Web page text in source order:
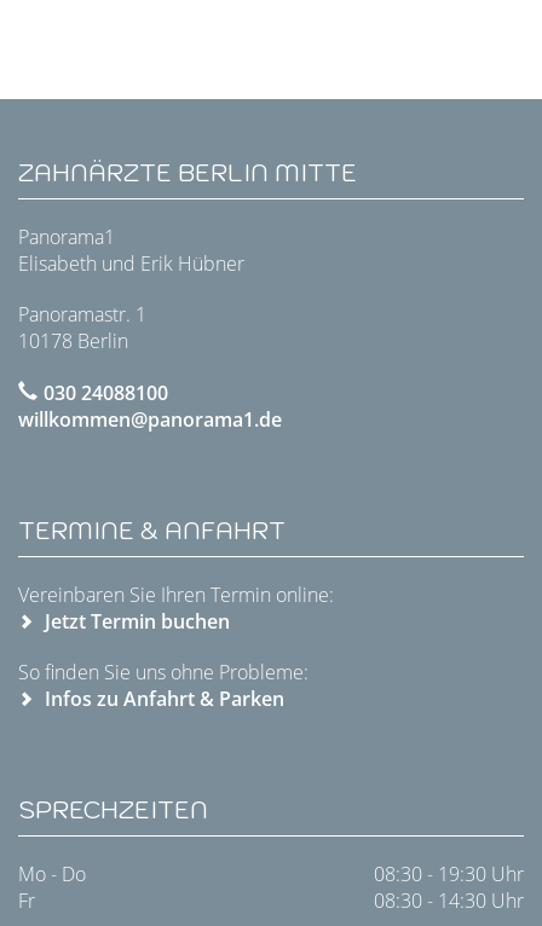
ZAHNÄRZTE BERLIN MITTE
Panorama1
Elisabeth und Erik Hübner
Panoramastr. 1
10178 Berlin
030 24088100
willkommen@panorama1.de
TERMINE & ANFAHRT
Vereinbaren Sie Ihren Termin online:
Jetzt Termin buchen
So finden Sie uns ohne Probleme:
Infos zu Anfahrt & Parken
SPRECHZEITEN
Mo - Do
08:30 - 19:30 Uhr
Fr
08:30 - 14:30 Uhr